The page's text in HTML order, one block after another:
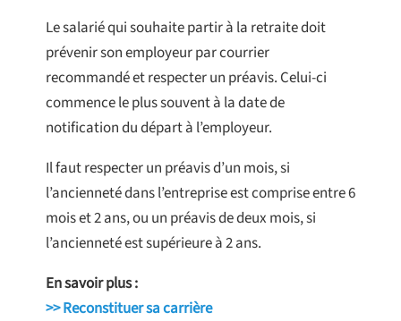
Le salarié qui souhaite partir à la retraite doit
prévenir son employeur par courrier
recommandé et respecter un préavis. Celui-ci
commence le plus souvent à la date de
notification du départ à l’employeur.
Il faut respecter un préavis d’un mois, si
l’ancienneté dans l’entreprise est comprise entre 6
mois et 2 ans, ou un préavis de deux mois, si
l’ancienneté est supérieure à 2 ans.
En savoir plus :
>> Reconstituer sa carrière